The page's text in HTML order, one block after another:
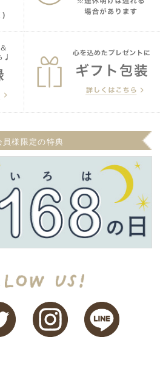
員様限定の特典